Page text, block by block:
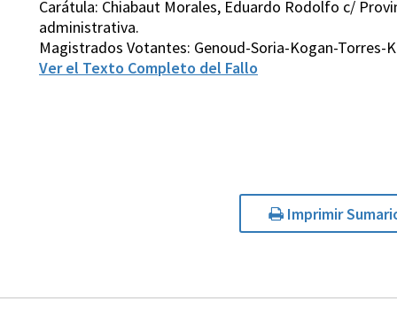
Carátula: Chiabaut Morales, Eduardo Rodolfo c/
administrativa.
Magistrados Votantes: Genoud-Soria-Kogan-Torres-
Ver el Texto Completo del Fallo
Imprimir